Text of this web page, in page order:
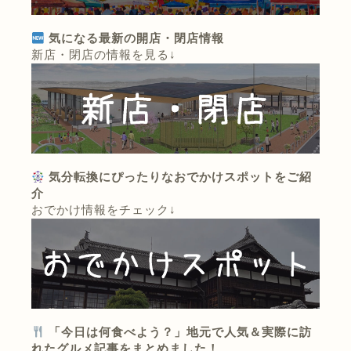
気になる最新の開店・閉店情報
新店・閉店の情報を見る↓
気分転換にぴったりなおでかけスポットをご紹
介
おでかけ情報をチェック↓
「今日は何食べよう？」地元で人気＆実際に訪